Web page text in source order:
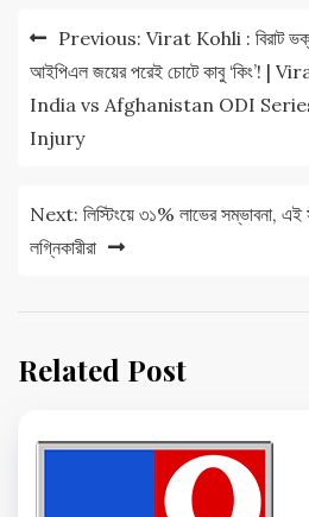
Post
navigation
Previous: Virat Kohli : বিরাট
আইপিএল জয়ের পরেই চোটে কাবু ‘কিং’!
India vs Afghanistan ODI
Injury
Next: লিস্টিংয়ে ৩১% লাভের সম্ভাবনা,
লগ্নিকারীরা
Related Post